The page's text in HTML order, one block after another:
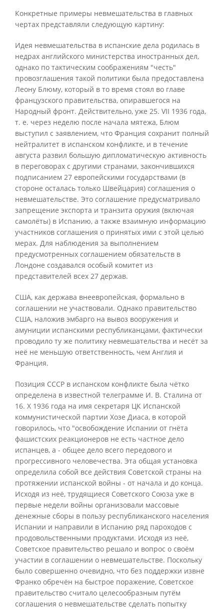
Конкретные примеры невмешательства в главных
чертах представляли следующую картину:
Идея невмешательства в испанские дела родилась в
недрах английского министерства иностранных дел,
однако по тактическим соображениям "честь"
провозглашения такой политики была предоставлена
Леону Блюму, который в то время стоял во главе
французского правительства, опиравшегося на
Народный фронт. Действительно, уже 25. VII 1936 года,
т. е. через неделю после начала мятежа, Блюм
выступил с заявлением, что Франция сохранит полный
нейтралитет в испанском конфликте, и в течение
августа развил большую дипломатическую активность
в переговорах с другими странами, закончившихся
подписанием 27 европейскими государствами (в
стороне осталась только Швейцария) соглашения о
невмешательстве. Это соглашение предусматривало
запрещение экспорта и транзита оружия (включая
самолёты) в Испанию, а также взаимную информацию
участников соглашения о принятых ими с этой целью
мерах. Для наблюдения за выполнением
предусмотренных соглашением обязательств в
Лондоне создавался особый комитет из
представителей всех 27 держав.
США, как держава внеевропейская, формально в
соглашении не участвовали. Однако правительство
США, наложив эмбарго на вывоз вооружения и
амуниции испанскими республиканцами, фактически
проводило ту же политику невмешательства и несёт за
неё не меньшую ответственность, чем Англия и
Франция.
Позиция СССР в испанском конфликте была чётко
определена в известной телеграмме И. В. Сталина от
16. X 1936 года на имя секретаря ЦК Испанской
коммунистической партии Хозе Диаса, в которой
говорилось, что "освобождение Испании от гнёта
фашистских реакционеров не есть частное дело
испанцев, а - общее дело всего передового и
прогрессивного человечества. Эта общая установка
определила собой все действия Советской страны на
протяжении испанской войны - от начала и до конца.
Исходя из неё, трудящиеся Советского Союза уже в
первые недели войны организовали массовые
денежные сборы в пользу республиканского населения
Испании и направили в Испанию ряд пароходов с
продовольственными продуктами. Исходя из неё,
Советское правительство решало и вопрос о своём
участии в соглашении о невмешательстве. Поскольку
было совершенно очевидно, что без поддержки извне
Франко обречён на быстрое поражение, Советское
правительство считало целесообразным путём
соглашения о невмешательстве сделать попытку